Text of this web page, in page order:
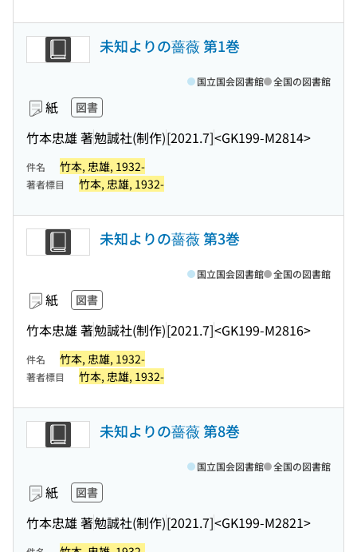
未知よりの薔薇 第1巻
紙 図書
竹本忠雄 著勉誠社(制作)[2021.7]<GK199-M2814>
国立国会図書館 全国の図書館
件名 竹本, 忠雄, 1932-
著者標目 竹本, 忠雄, 1932-
未知よりの薔薇 第3巻
紙 図書
竹本忠雄 著勉誠社(制作)[2021.7]<GK199-M2816>
国立国会図書館 全国の図書館
件名 竹本, 忠雄, 1932-
著者標目 竹本, 忠雄, 1932-
未知よりの薔薇 第8巻
紙 図書
竹本忠雄 著勉誠社(制作)[2021.7]<GK199-M2821>
国立国会図書館 全国の図書館